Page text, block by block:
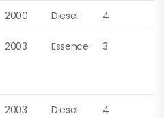
2000 Diesel 4
2003 Essence 3
2003 Diesel 4